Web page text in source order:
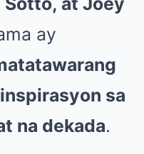
ay
sa
na dekada.